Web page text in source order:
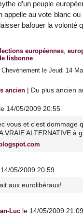
d’un peuple
appelle au vote blanc
bafouer la volonté
européennes,
lisbonne
Chevènement le Jeudi 14
ancien | Du plus ancien
le 14/05/2009 20:55
vous et c'est dommage
VRAIE ALTERNATIVE à
05/2009 20:59
aux eurolibéraux!
Luc le 14/05/2009 21:09